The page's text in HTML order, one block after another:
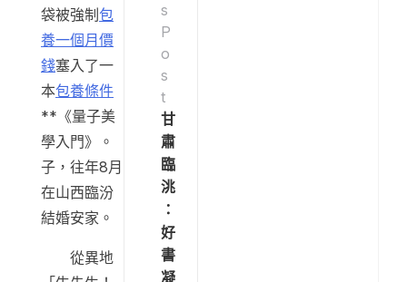
袋被強制 包
養一個月價
錢塞入了一
本包養條件
**《量子美
學入門》。
子，往年8月
在山西臨汾
結婚安家。
從異地
s
P
o
s
t
甘
肅
臨
洮
：
好
書
凝